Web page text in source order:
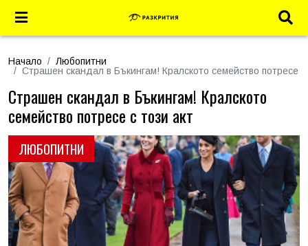
Начало
Любопитни
Страшен скандал в Бъкингам! Кралското семейство потресе с
ЛЮБОПИТНИ
Страшен скандал в Бъкингам! Кралското
семейство потресе с този акт